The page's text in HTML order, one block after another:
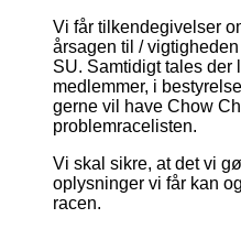
Vi får tilkendegivelser
årsagen til /
SU. Samtidigt tales
medlemmer, i
gerne vil have Chow
problemracelisten.
Vi skal sikre, at det vi
oplysninger vi får kan
racen.